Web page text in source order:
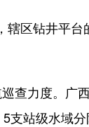
区钻井平台
查力度。广
支站级水域